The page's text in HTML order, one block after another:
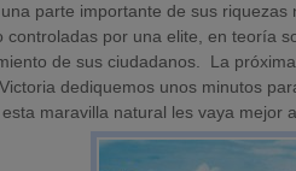
parte importante de sus riquezas
controladas por una elite, en teoría
de sus ciudadanos. La
dediquemos unos minutos
maravilla natural les vaya mejor